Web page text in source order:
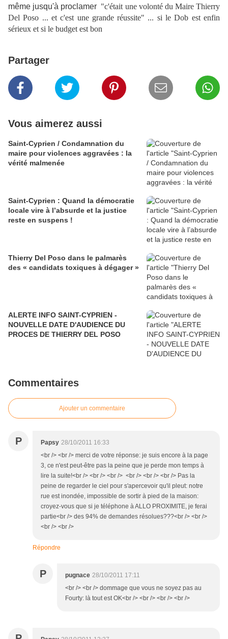
même jusqu'à proclamer "c'était une volonté du Maire Thierry
Del Poso ... et c'est une grande réussite" ... si le Dob est enfin
sérieux et si le budget est bon
Partager
Vous aimerez aussi
Saint-Cyprien / Condamnation du
maire pour violences aggravées : la
vérité malmenée
Saint-Cyprien : Quand la démocratie
locale vire à l’absurde et la justice
reste en suspens !
Thierry Del Poso dans le palmarès
des « candidats toxiques à dégager »
ALERTE INFO SAINT-CYPRIEN -
NOUVELLE DATE D'AUDIENCE DU
PROCES DE THIERRY DEL POSO
Commentaires
Ajouter un commentaire
P Papsy 28/10/2011 16:33
<br /> <br /> merci de votre réponse: je suis encore à la page
3, ce n'est peut-être pas la peine que je perde mon temps à
lire la suite!<br /> <br /> <br /> <br /> <br /> <br /> Pas la
peine de regarder le ciel pour s'apercevoir qu'il pleut: notre
rue est inondée, impossible de sortir à pied de la maison:
croyez-vous que si je téléphone à ALLO PROXIMITE, je ferai
partie<br /> des 94% de demandes résolues???<br /> <br />
<br /> <br />
Répondre
P pugnace 28/10/2011 17:11
<br /> <br /> dommage que vous ne soyez pas au
Fourty: là tout est OK<br /> <br /> <br /> <br />